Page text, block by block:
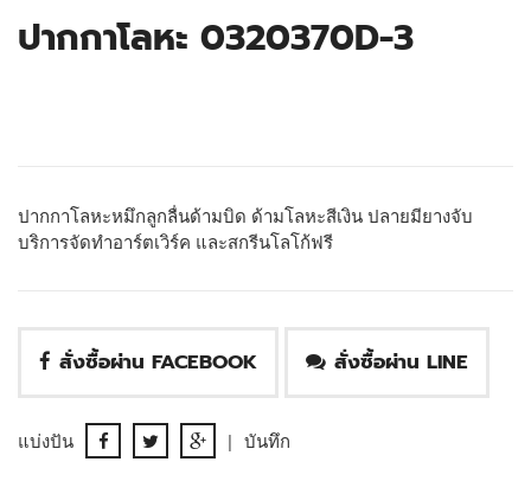
ปากกาโลหะ 0320370D-3
ปากกาโลหะหมึกลูกลื่นด้ามบิด ด้ามโลหะสีเงิน ปลายมียางจับ
บริการจัดทำอาร์ตเวิร์ค และสกรีนโลโก้ฟรี
สั่งซื้อผ่าน FACEBOOK สั่งซื้อผ่าน LINE
แบ่งปัน | บันทึก